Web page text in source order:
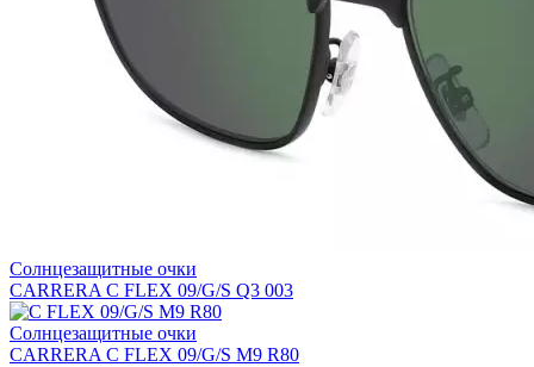
Солнцезащитные очки
CARRERA C FLEX 09/G/S Q3 003
Солнцезащитные очки
CARRERA C FLEX 09/G/S M9 R80